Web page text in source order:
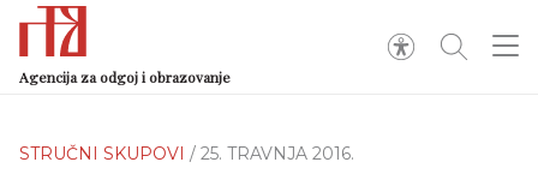
Agencija za odgoj i obrazovanje
STRUČNI SKUPOVI / 25. TRAVNJA 2016.